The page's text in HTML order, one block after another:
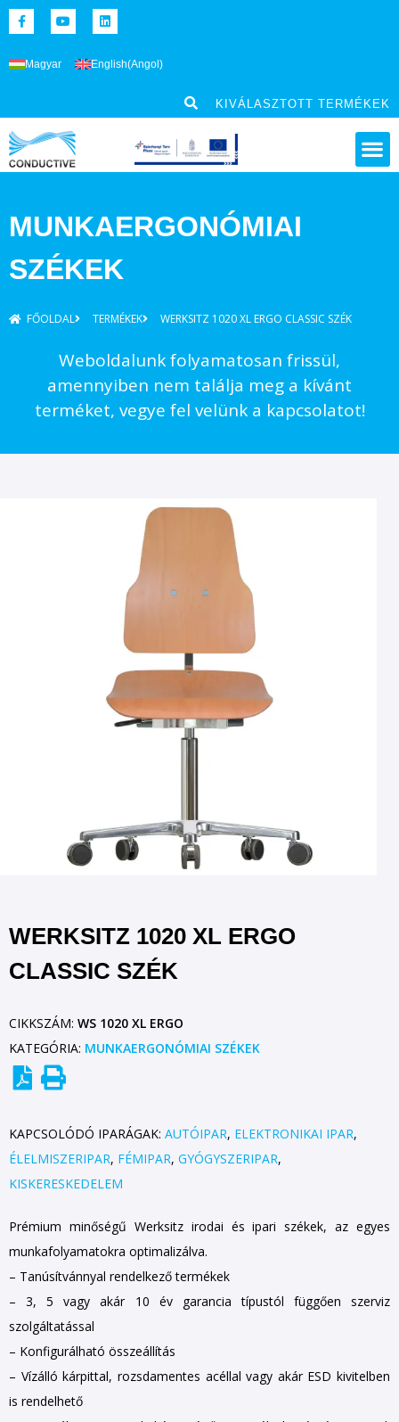
Magyar English(Angol )
KIVÁLASZTOTT TERMÉKEK
MUNKAERGONÓMIAI
SZÉKEK
FŐOLDAL TERMÉKEK WERKSITZ 1020 XL ERGO CLASSIC SZÉK
Weboldalunk folyamatosan frissül,
amennyiben nem találja meg a kívánt
terméket, vegye fel velünk a kapcsolatot!
WERKSITZ 1020 XL ERGO
CLASSIC SZÉK
CIKKSZÁM: WS 1020 XL ERGO
KATEGÓRIA: MUNKAERGONÓMIAI SZÉKEK
KAPCSOLÓDÓ IPARÁGAK: AUTÓIPAR, ELEKTRONIKAI IPAR,
ÉLELMISZERIPAR, FÉMIPAR, GYÓGYSZERIPAR,
KISKERESKEDELEM
Prémium minőségű Werksitz irodai és ipari székek, az egyes
munkafolyamatokra optimalizálva.
– Tanúsítvánnyal rendelkező termékek
– 3, 5 vagy akár 10 év garancia típustól függően szerviz
szolgáltatással
– Konfigurálható összeállítás
– Vízálló kárpittal, rozsdamentes acéllal vagy akár ESD kivitelben
is rendelhető